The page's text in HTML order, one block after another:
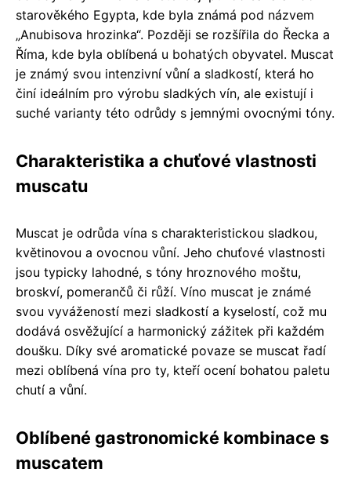
starověkého Egypta, kde byla známá pod názvem
„Anubisova hrozinka“. Později se rozšířila do Řecka a
Říma, kde byla oblíbená u bohatých obyvatel. Muscat
je známý svou intenzivní vůní a sladkostí, která ho
činí ideálním pro výrobu sladkých vín, ale existují i
suché varianty této odrůdy s jemnými ovocnými tóny.
Charakteristika a chuťové vlastnosti
muscatu
Muscat je odrůda vína s charakteristickou sladkou,
květinovou a ovocnou vůní. Jeho chuťové vlastnosti
jsou typicky lahodné, s tóny hroznového moštu,
broskví, pomerančů či růží. Víno muscat je známé
svou vyvážeností mezi sladkostí a kyselostí, což mu
dodává osvěžující a harmonický zážitek při každém
doušku. Díky své aromatické povaze se muscat řadí
mezi oblíbená vína pro ty, kteří ocení bohatou paletu
chutí a vůní.
Oblíbené gastronomické kombinace s
muscatem